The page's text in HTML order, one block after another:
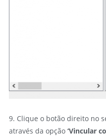
9. Clique o botão direito no
através da opção ‘Vincular